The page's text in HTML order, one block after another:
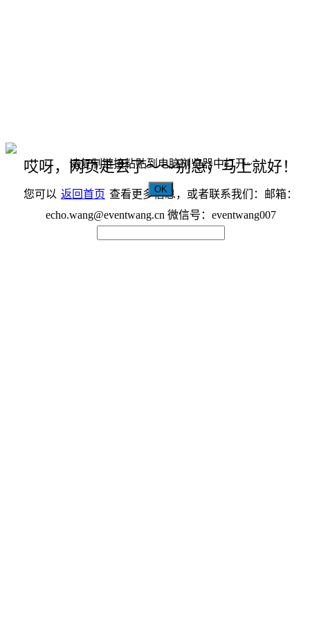
哎呀，网页走丢了～～别急，马上就好！
您可以 返回首页 查看更多信息，或者联系我们：邮箱：
echo.wang@eventwang.cn 微信号：eventwang007
请复制链接粘贴到电脑浏览器中打开~
OK